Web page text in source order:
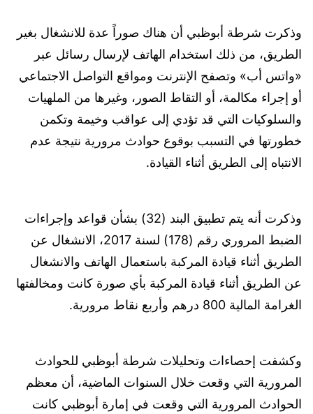
وذكرت شرطة أبوظبي أن هناك صوراً عدة للانشغال بغير
الطريق، من ذلك استخدام الهاتف لإرسال رسائل عبر
«واتس أب» وتصفح الإنترنت ومواقع التواصل الاجتماعي
أو إجراء مكالمة، أو التقاط الصور، وغيرها من الملهيات
والسلوكيات التي قد تؤدي إلى عواقب وخيمة وتكمن
خطورتها في التسبب بوقوع حوادث مرورية نتيجة عدم
الانتباه إلى الطريق أثناء القيادة.
وذكرت أنه يتم تطبيق البند (32) بشأن قواعد وإجراءات
الضبط المروري رقم (178) لسنة 2017، الانشغال عن
الطريق أثناء قيادة المركبة باستعمال الهاتف والانشغال
عن الطريق أثناء قيادة المركبة بأي صورة كانت ومخالفتها
الغرامة المالية 800 درهم وأربع نقاط مرورية.
وكشفت إحصاءات وتحليلات شرطة أبوظبي للحوادث
المرورية التي وقعت خلال السنوات الماضية، أن معظم
الحوادث المرورية التي وقعت في إمارة أبوظبي كانت